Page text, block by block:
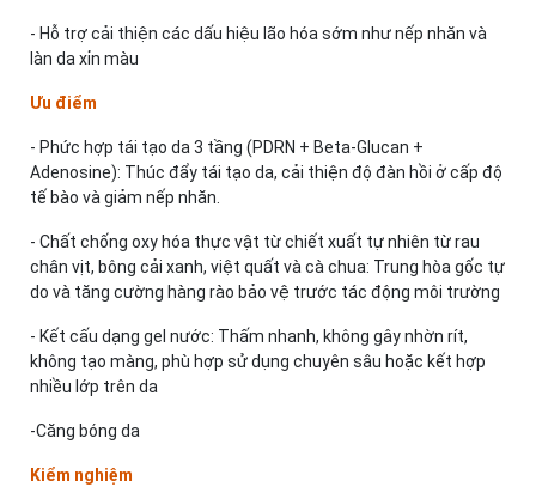
- Hỗ trợ cải thiện các dấu hiệu lão hóa sớm như nếp nhăn và
làn da xỉn màu
Ưu điểm
- Phức hợp tái tạo da 3 tầng (PDRN + Beta-Glucan +
Adenosine): Thúc đẩy tái tạo da, cải thiện độ đàn hồi ở cấp độ
tế bào và giảm nếp nhăn.
- Chất chống oxy hóa thực vật từ chiết xuất tự nhiên từ rau
chân vịt, bông cải xanh, việt quất và cà chua: Trung hòa gốc tự
do và tăng cường hàng rào bảo vệ trước tác động môi trường
- Kết cấu dạng gel nước: Thấm nhanh, không gây nhờn rít,
không tạo màng, phù hợp sử dụng chuyên sâu hoặc kết hợp
nhiều lớp trên da
-Căng bóng da
Kiểm nghiệm